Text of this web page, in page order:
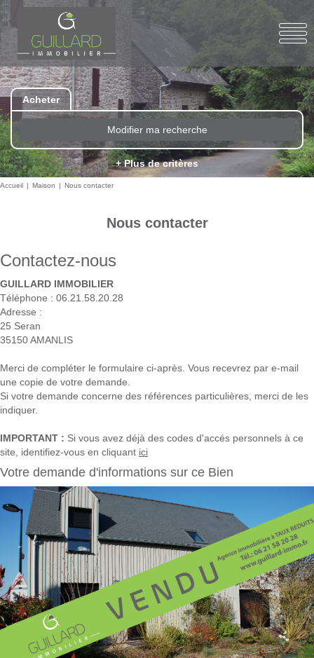
Acheter
Modifier ma recherche
+ Plus de critères
Accueil Maison Nous contacter
Nous contacter
Contactez-nous
GUILLARD IMMOBILIER
Téléphone : 06.21.58.20.28
Adresse :
25 Seran
35150AMANLIS
Merci de compléter le formulaire ci-après. Vous recevrez par e-mail
une copie de votre demande.
Si votre demande concerne des références particulières, merci de les
indiquer.
IMPORTANT : Si vous avez déjà des codes d'accés personnels à ce
site, identifiez-vous en cliquant ici
Votre demande d'informations sur ce Bien